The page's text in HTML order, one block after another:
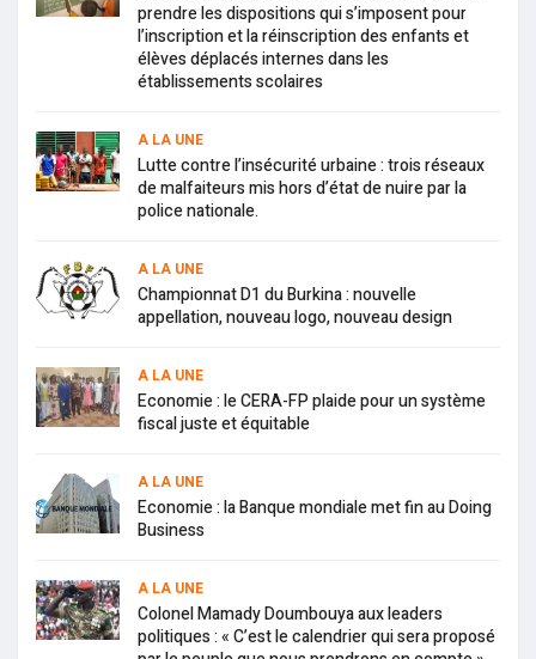
prendre les dispositions qui s’imposent pour
l’inscription et la réinscription des enfants et
élèves déplacés internes dans les
établissements scolaires
A LA UNE
Lutte contre l’insécurité urbaine : trois réseaux
de malfaiteurs mis hors d’état de nuire par la
police nationale.
A LA UNE
Championnat D1 du Burkina : nouvelle
appellation, nouveau logo, nouveau design
A LA UNE
Economie : le CERA-FP plaide pour un système
fiscal juste et équitable
A LA UNE
Economie : la Banque mondiale met fin au Doing
Business
A LA UNE
Colonel Mamady Doumbouya aux leaders
politiques : « C’est le calendrier qui sera proposé